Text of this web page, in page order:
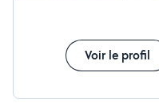
Voir le profil